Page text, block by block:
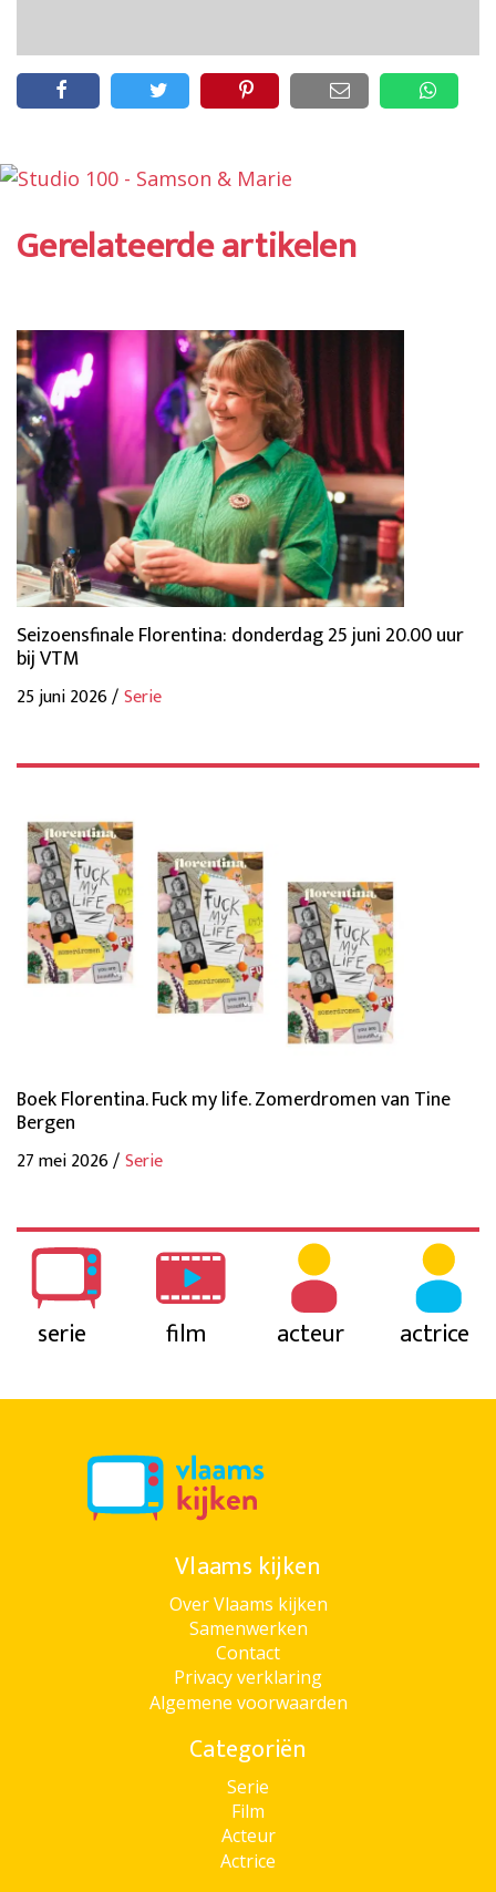
Gerelateerde artikelen
Seizoensfinale Florentina: donderdag 25 juni 20.00 uur
bij VTM
25 juni 2026 /Serie
Boek Florentina. Fuck my life. Zomerdromen van Tine
Bergen
27 mei 2026 /Serie
serie film acteur actrice
Vlaams kijken
Over Vlaams kijken
Samenwerken
Contact
Privacy verklaring
Algemene voorwaarden
Categoriën
Serie
Film
Acteur
Actrice